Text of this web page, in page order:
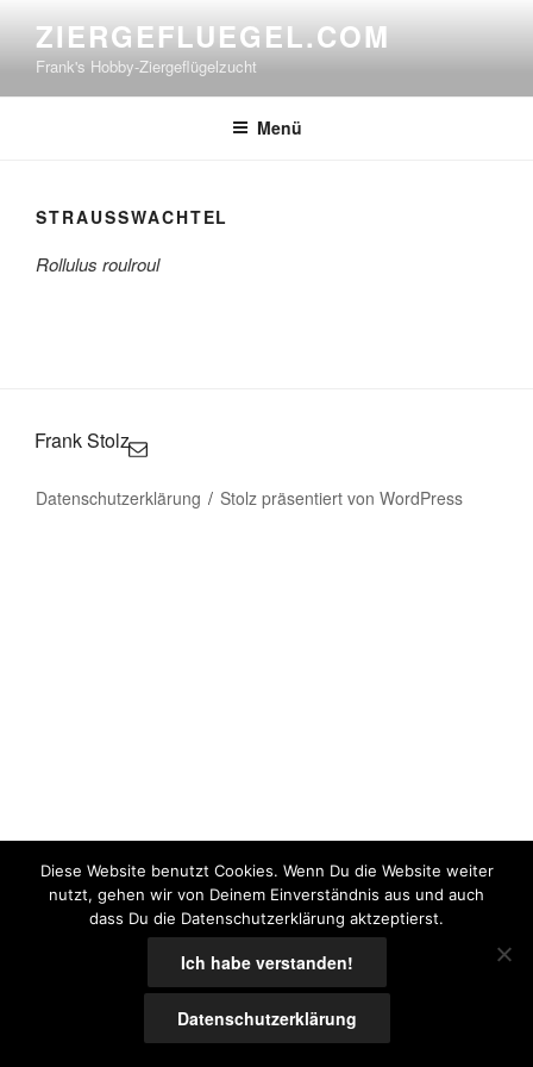
Inhalt
springen
ZIERGEFLUEGEL.COM
Frank's Hobby-Ziergeflügelzucht
Menü
STRAUSSWACHTEL
Rollulus roulroul
Frank Stolz
Datenschutzerklärung Stolz präsentiert von WordPress
Diese Website benutzt Cookies. Wenn Du die Website weiter
nutzt, gehen wir von Deinem Einverständnis aus und auch
dass Du die Datenschutzerklärung aktzeptierst.
Ich habe verstanden!
Datenschutzerklärung